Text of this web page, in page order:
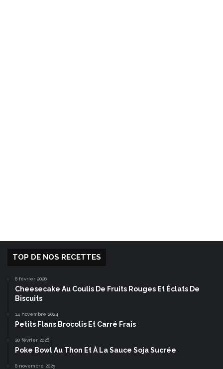
TOP DE NOS RECETTES
6 février 2026
Cheesecake Au Coulis De Fruits Rouges Et Éclats De
Biscuits
14 novembre 2024
Petits Flans Brocolis Et Carré Frais
20 février 2026
Poke Bowl Au Thon Et À La Sauce Soja Sucrée
6 novembre 2025